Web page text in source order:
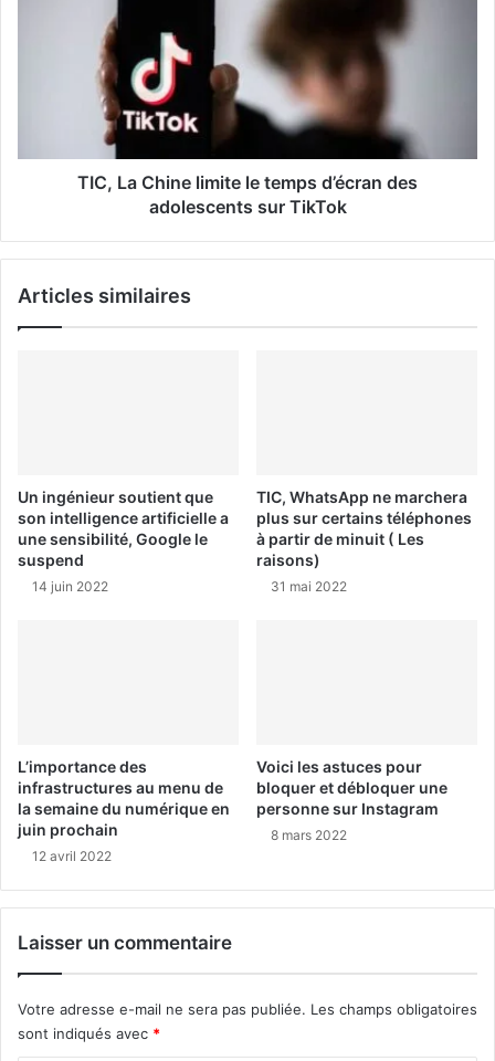
TIC, La Chine limite le temps d’écran des
adolescents sur TikTok
Articles similaires
Un ingénieur soutient que
son intelligence artificielle a
une sensibilité, Google le
suspend
14 juin 2022
TIC, WhatsApp ne marchera
plus sur certains téléphones
à partir de minuit ( Les
raisons)
31 mai 2022
L’importance des
infrastructures au menu de
la semaine du numérique en
juin prochain
12 avril 2022
Voici les astuces pour
bloquer et débloquer une
personne sur Instagram
8 mars 2022
Laisser un commentaire
Votre adresse e-mail ne sera pas publiée. Les champs obligatoires
sont indiqués avec *